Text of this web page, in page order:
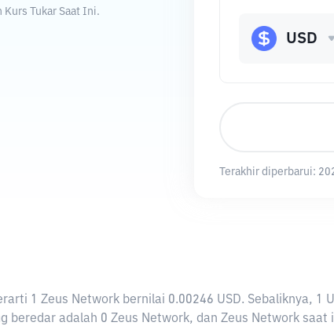
Tukar Saat Ini.
USD
Terakhir diperbarui:
1 Zeus Network bernilai 0.00246 USD. Sebaliknya, 1
beredar adalah 0 Zeus Network, dan Zeus Network